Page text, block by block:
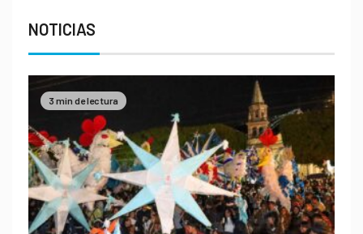
NOTICIAS
3 min de lectura